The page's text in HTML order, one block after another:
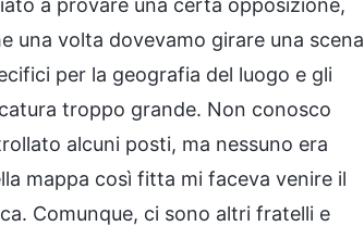
a provare una certa opposizione,
una volta dovevamo girare una scena
per la geografia del luogo e gli
troppo grande. Non conosco
alcuni posti, ma nessuno era
mappa così fitta mi faceva venire il
Comunque, ci sono altri fratelli e